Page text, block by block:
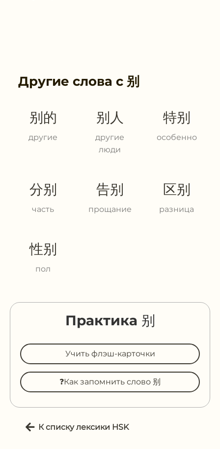
Другие слова с 别
别的
другие
别人
другие
люди
特别
особенно
分别
часть
告别
прощание
区别
разница
性别
пол
Практика 别
Учить флэш-карточки
❓Как запомнить слово 别
К списку лексики HSK